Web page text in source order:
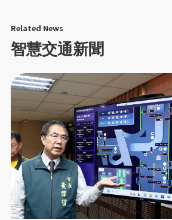
Related News
智慧交通新聞